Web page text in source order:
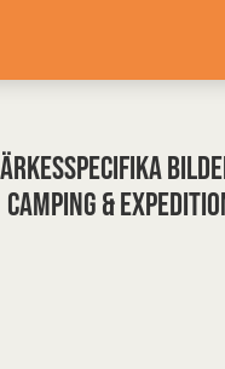
CAMPING &